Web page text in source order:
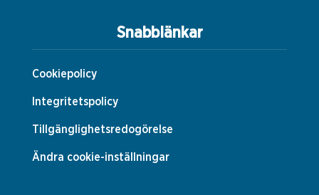
Snabblänkar
Cookiepolicy
Integritetspolicy
Tillgänglighetsredogörelse
Ändra cookie-inställningar